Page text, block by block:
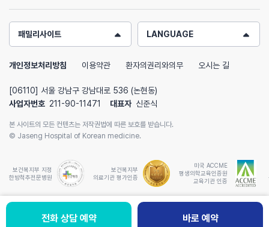
칭찬하기 바로 예약
들어서 진짜 진짜 너무 신기했어요. 한약은 10일치 처방받았는데
택배로 바로 배송해주셔서 이틀 뒤부터 복용했어요. 3일 정도
마시니 다 나은거 같더라구요 ㅇㅅㅇ?! 약 효과 무엇.. 전엔
조금만 먹어도 배부른 느낌이 들어서 항상 1인분을 제대로 잘 못
만복감'이라고 하더라구요) 조기만복감도 식후 팽만감도 다
사라지고 1인분을 온전히 먹어도 딱! 기분 좋게 배부른
느낌입니다! 여름에 보통 식욕도 줄었는데 진짜 요즘 뭘 먹어도
맛있더라고요?? 직장 선배들이 나이 먹을수록 한의원 자주 가게
내장기 추나치료부터 침치료, 그리고 한약까지?정말 하나하나
효과 톡톡히 보는, 신기방기한 한방치료의 세계를 제대로
경험하는 중입니다. 특히 한방치료가 처음이라 불안했던 저를
상담부터 치료까지 내내 편안하게 이끌어주신 이종환 원장님의
원장님은 참 자상, 따뜻, 인정미 넘치
는 분~~!! (수식어를 넘 많이 붙이고
싶은 마음이...ㅎ)
시고..그 숱한 질문에도 조근 조근 세
하나하나에 신경을 써주시는덕분에...
입원동안 심신 양면을 up시키는데
큰 도움이 되었습니다~~~~~~
을 잘 지키도록 하겠습니다. 몸 동작이
나 운동은 , 자연스럽게...靜的으로...
단계적으로...욕심부리지않고 행하며
항시 過猶不及이란 단어를 유념하도
패밀리사이트 LANGUAGE
개인정보처리방침 이용약관 환자의권리와의무 오시는 길
[06110] 서울 강남구 강남대로 536 (논현동)
사업자번호 211-90-11471 대표자 신준식
본 사이트의 모든 컨텐츠는 저작권법에 따른 보호를 받습니다.
© Jaseng Hospital of Korean medicine.
보건복지부 지정
한방척추전문병원
보건복지부
의료기관 평가인증
미국 ACCME
평생의학교육인증원
교육기관 인증
전화 상담 예약 바로 예약